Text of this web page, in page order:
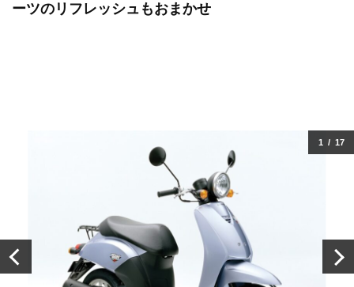
ーツのリフレッシュもおまかせ
1 / 17